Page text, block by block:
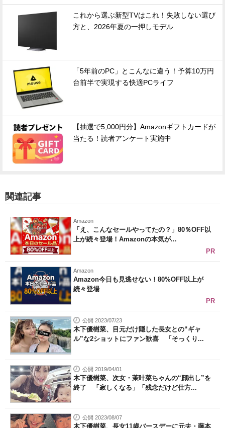
これから選ぶ新型TVはこれ！失敗しない選び
方と、2026年夏の一押しモデル
「5年前のPC」とこんなに違う！予算10万円
台前半で実現する快適PCライフ
【抽選で5,000円分】Amazonギフトカードが
当たる！読者アンケート実施中
関連記事
Amazon
「え、こんなセールやってたの？」80％OFF以
上が続々登場！Amazonの本気が...
PR
Amazon
Amazon今日も見逃せない！80%OFF以上が
続々登場
PR
公開 2023/07/23
木下優樹菜、目元だけ隠した長女との“ギャ
ル”な2ショットにファン歓喜 「そっくり...
公開 2019/04/01
木下優樹菜、次女・茉叶菜ちゃんの“顔出し”を
終了 「寂しくなる」「残念だけど仕方...
公開 2023/08/07
木下優樹菜、長女11歳バースデーに元夫・藤本